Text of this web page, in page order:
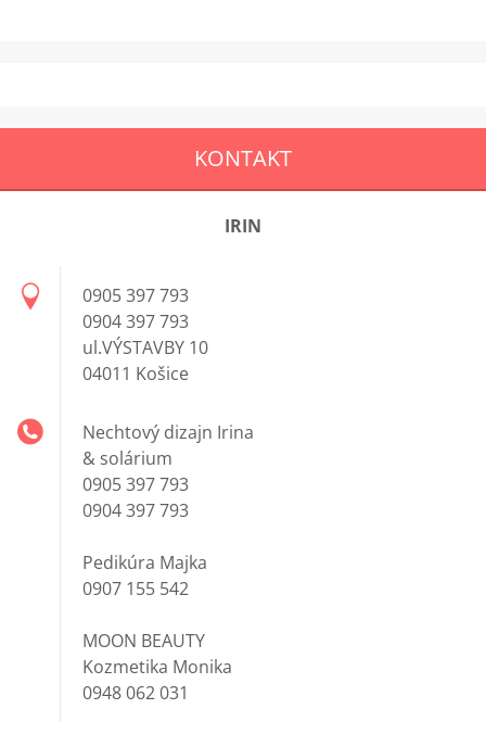
KONTAKT
IRIN
0905 397 793
0904 397 793
ul.VÝSTAVBY 10
04011 Košice
Nechtový dizajn Irina
& solárium
0905 397 793
0904 397 793
Pedikúra Majka
0907 155 542
MOON BEAUTY
Kozmetika Monika
0948 062 031